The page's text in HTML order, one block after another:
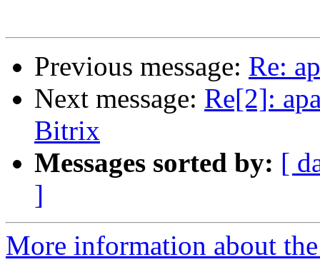
Previous message: Re:
Next message: Re[2]:
Bitrix
Messages sorted by: [
]
More information about